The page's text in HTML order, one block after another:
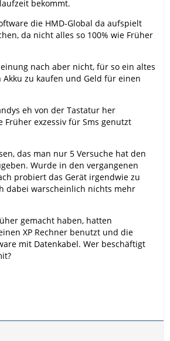
bekommt.
die HMD-Global da aufspielt
da nicht alles so 100% wie Früher
nach aber nicht, für so ein altes
zu kaufen und Geld für einen
eh von der Tastatur her
Früher exzessiv für Sms genutzt
das man nur 5 Versuche hat den
Wurde in den vergangenen
probiert das Gerät irgendwie zu
dabei warscheinlich nichts mehr
gemacht haben, hatten
XP Rechner benutzt und die
mit Datenkabel. Wer beschäftigt